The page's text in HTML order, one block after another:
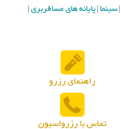
|سینما|پایانه های مسافربری|
راهنمای رزرو
تماس با رزرواسیون